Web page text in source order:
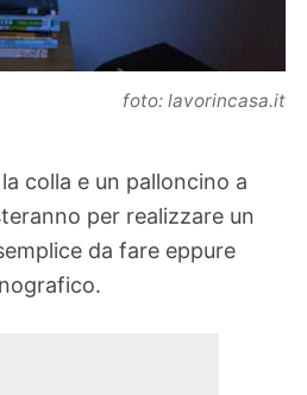
foto: lavorincasa.it
colla e un palloncino a
per realizzare un
da fare eppure